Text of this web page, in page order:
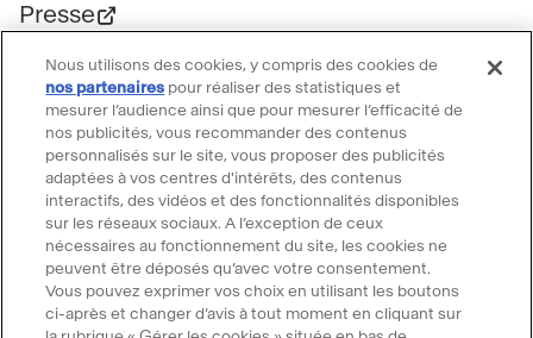
Presse
Location d'espaces
Billetterie
Billetterie groupe
Service client
FAQ Billetterie
CGV
Règlement de visite
Suivre le Grand Palais
Nous utilisons des cookies, y compris des cookies de
nos partenaires pour réaliser des statistiques et
mesurer l’audience ainsi que pour mesurer l’efficacité de
nos publicités, vous recommander des contenus
personnalisés sur le site, vous proposer des publicités
adaptées à vos centres d'intérêts, des contenus
interactifs, des vidéos et des fonctionnalités disponibles
sur les réseaux sociaux. A l’exception de ceux
nécessaires au fonctionnement du site, les cookies ne
peuvent être déposés qu’avec votre consentement.
Vous pouvez exprimer vos choix en utilisant les boutons
ci-après et changer d’avis à tout moment en cliquant sur